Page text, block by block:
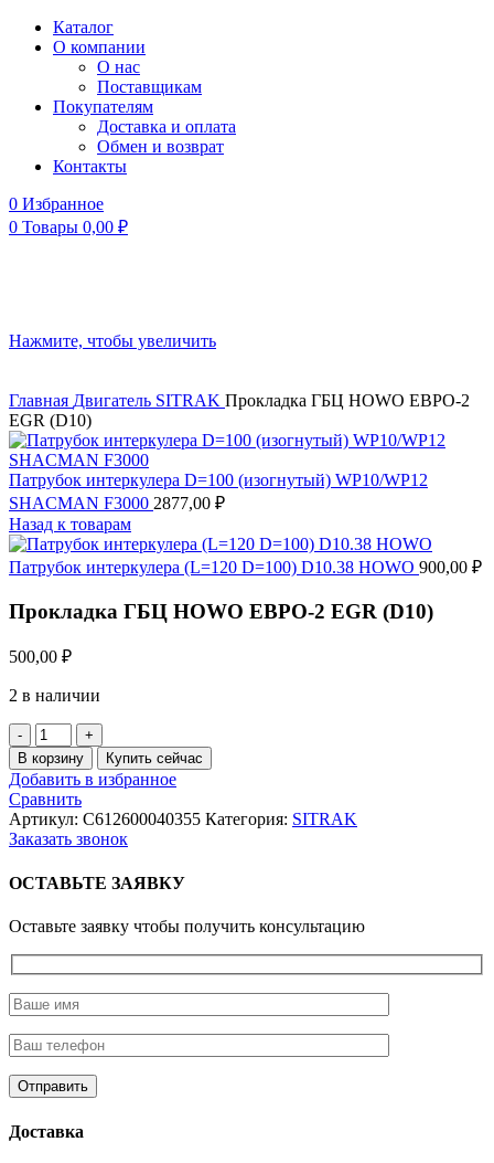
Каталог
О компании
О нас
Поставщикам
Покупателям
Доставка и оплата
Обмен и возврат
Контакты
0 Избранное
0 Товары 0,00 ₽
Нажмите, чтобы увеличить
Главная Двигатель SITRAK Прокладка ГБЦ HOWO ЕВРО-2
EGR (D10)
Патрубок интеркулера D=100 (изогнутый) WP10/WP12
SHACMAN F3000 2877,00 ₽
Назад к товарам
Патрубок интеркулера (L=120 D=100) D10.38 HOWO 900,00 ₽
Прокладка ГБЦ HOWO ЕВРО-2 EGR (D10)
500,00 ₽
2 в наличии
Количество
товара
Прокладка
ГБЦ
HOWO
ЕВРО-2
EGR
В корзину Купить сейчас
Добавить в избранное
Сравнить
Артикул: C612600040355 Категория: SITRAK
Заказать звонок
ОСТАВЬТЕ ЗАЯВКУ
Оставьте заявку чтобы получить консультацию
Доставка